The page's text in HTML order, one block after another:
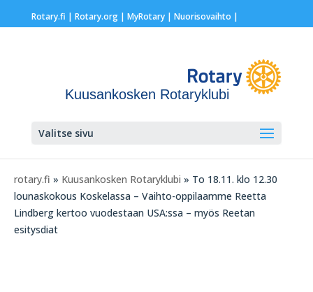
Rotary.fi | Rotary.org| MyRotary | Nuorisovaihto |
Kuusankosken Rotaryklubi
Valitse sivu
rotary.fi » Kuusankosken Rotaryklubi » To 18.11. klo 12.30
lounaskokous Koskelassa – Vaihto-oppilaamme Reetta
Lindberg kertoo vuodestaan USA:ssa – myös Reetan
esitysdiat